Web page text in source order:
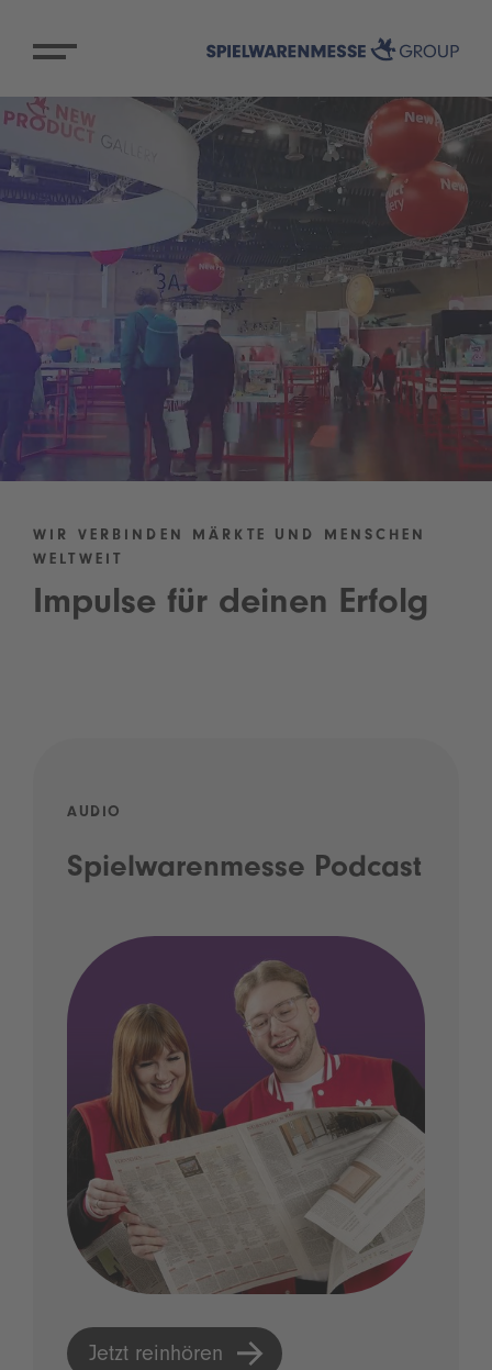
WIR VERBINDEN MÄRKTE UND MENSCHEN
WELTWEIT
Impulse für deinen Erfolg
AUDIO
Spielwarenmesse Podcast
Jetzt reinhören